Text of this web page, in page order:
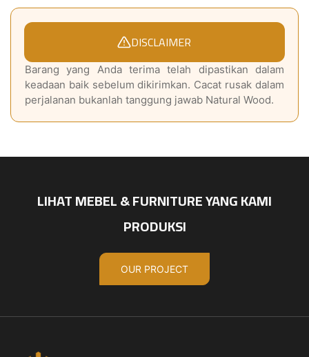
DISCLAIMER
Barang yang Anda terima telah dipastikan dalam
keadaan baik sebelum dikirimkan. Cacat rusak dalam
perjalanan bukanlah tanggung jawab Natural Wood.
LIHAT MEBEL & FURNITURE YANG KAMI
PRODUKSI
OUR PROJECT